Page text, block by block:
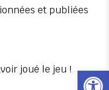
Ouvrir
et publiées
joué le jeu !